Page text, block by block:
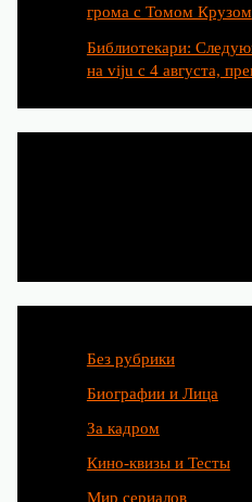
грома с Томом Крузом
Библиотекари:
на viju с 4 августа,
Без рубрики
Биографии и Лица
За кадром
Кино-квизы и Тесты
Мир сериалов